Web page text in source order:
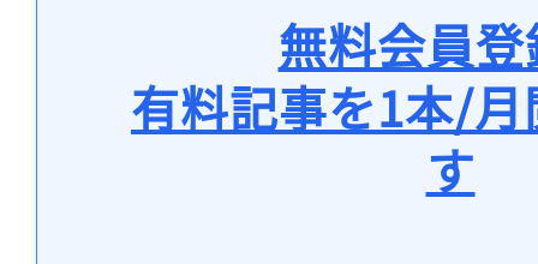
無料会員
有料記事を1本/
す